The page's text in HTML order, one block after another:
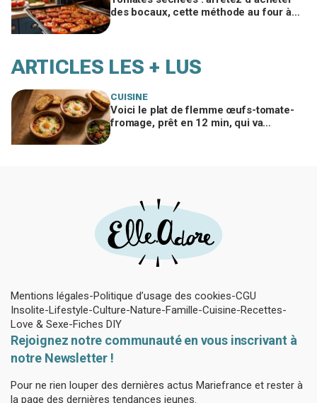
des bocaux, cette méthode au four à
ARTICLES LES + LUS
CUISINE
Voici le plat de flemme œufs-tomate-
fromage, prêt en 12 min, qui va
Mentions légales Politique d’usage des cookies CGU
Insolite Lifestyle Culture Nature Famille Cuisine Recettes
Love & Sexe Fiches DIY
Rejoignez notre communauté en vous inscrivant à
notre Newsletter !
Pour ne rien louper des dernières actus Mariefrance et rester à
la page des dernières tendances jeunes.